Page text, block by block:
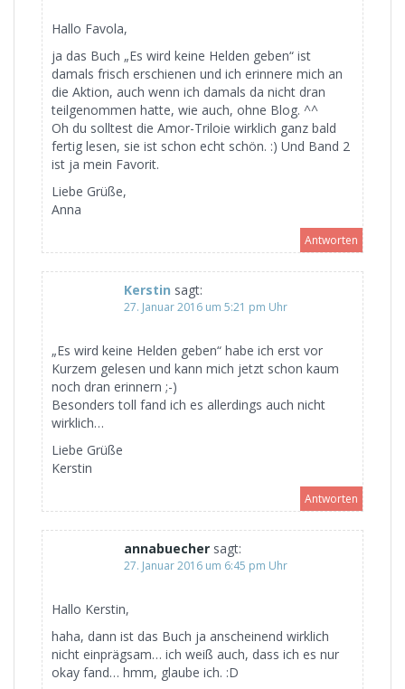
Hallo Favola,
ja das Buch „Es wird keine Helden geben“ ist
damals frisch erschienen und ich erinnere mich an
die Aktion, auch wenn ich damals da nicht dran
teilgenommen hatte, wie auch, ohne Blog. ^^
Oh du solltest die Amor-Triloie wirklich ganz bald
fertig lesen, sie ist schon echt schön. :) Und Band 2
ist ja mein Favorit.
Liebe Grüße,
Anna
Antworten
Kerstin sagt:
27. Januar 2016 um 5:21 pm Uhr
„Es wird keine Helden geben“ habe ich erst vor
Kurzem gelesen und kann mich jetzt schon kaum
noch dran erinnern ;-)
Besonders toll fand ich es allerdings auch nicht
wirklich…
Liebe Grüße
Kerstin
Antworten
annabuecher sagt:
27. Januar 2016 um 6:45 pm Uhr
Hallo Kerstin,
haha, dann ist das Buch ja anscheinend wirklich
nicht einprägsam… ich weiß auch, dass ich es nur
okay fand… hmm, glaube ich. :D